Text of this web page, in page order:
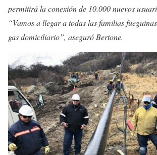
permitirá la conexión de 10.000 nuevos
“Vamos a llegar a todas las familias
gas domiciliario”, aseguró Bertone.